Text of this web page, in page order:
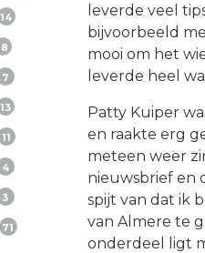
14
7
13
11
4
3
71
leverde veel
bijvoorbeeld
mooi om het
leverde heel
Patty Kuiper
en raakte erg
meteen weer
nieuwsbrief en
spijt van dat ik
van Almere te
onderdeel ligt